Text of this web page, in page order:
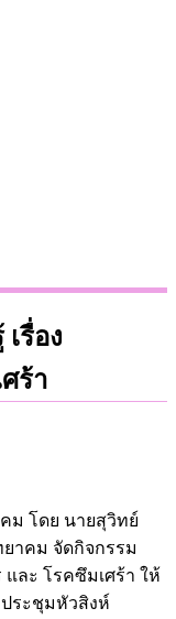
รื่อง
ร้า
ม โดย นายสุวิทย์
ยาคม จัดกิจกรรม
ละ โรคซึมเศร้า ให้
ระชุมหัวสิงห์